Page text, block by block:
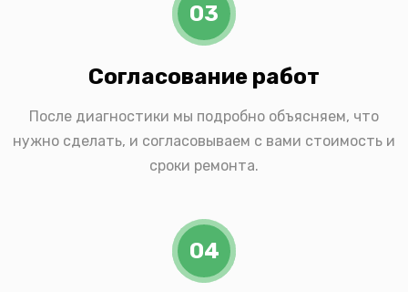
03
Согласование работ
После диагностики мы подробно объясняем, что
нужно сделать, и согласовываем с вами стоимость и
сроки ремонта.
04